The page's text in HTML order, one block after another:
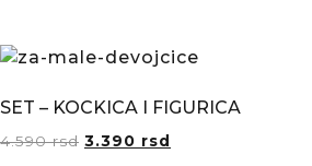
SET – KOCKICA I FIGURICA
4.590rsd 3.390 rsd